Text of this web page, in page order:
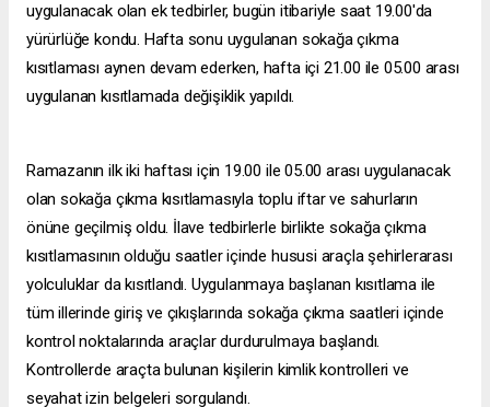
uygulanacak olan ek tedbirler, bugün itibariyle saat 19.00'da
yürürlüğe kondu. Hafta sonu uygulanan sokağa çıkma
kısıtlaması aynen devam ederken, hafta içi 21.00 ile 05.00 arası
uygulanan kısıtlamada değişiklik yapıldı.
Ramazanın ilk iki haftası için 19.00 ile 05.00 arası uygulanacak
olan sokağa çıkma kısıtlamasıyla toplu iftar ve sahurların
önüne geçilmiş oldu. İlave tedbirlerle birlikte sokağa çıkma
kısıtlamasının olduğu saatler içinde hususi araçla şehirlerarası
yolculuklar da kısıtlandı. Uygulanmaya başlanan kısıtlama ile
tüm illerinde giriş ve çıkışlarında sokağa çıkma saatleri içinde
kontrol noktalarında araçlar durdurulmaya başlandı.
Kontrollerde araçta bulunan kişilerin kimlik kontrolleri ve
seyahat izin belgeleri sorgulandı.